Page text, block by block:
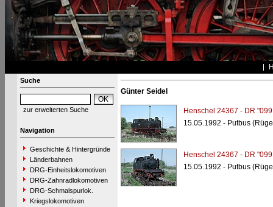
Suche
zur erweiterten Suche
Navigation
Geschichte & Hintergründe
Länderbahnen
DRG-Einheitslokomotiven
DRG-Zahnradlokomotiven
DRG-Schmalspurlok.
Kriegslokomotiven
Günter Seidel
Henschel 24367 - DR
15.05.1992 - Putbus
Henschel 24367 - DR
15.05.1992 - Putbus